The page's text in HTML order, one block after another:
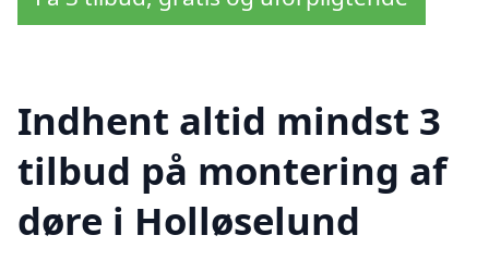
Indhent altid mindst 3
tilbud på montering af
døre i Holløselund